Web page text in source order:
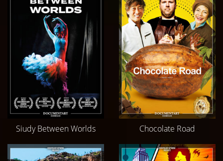
Siudy Between Worlds Chocolate Road